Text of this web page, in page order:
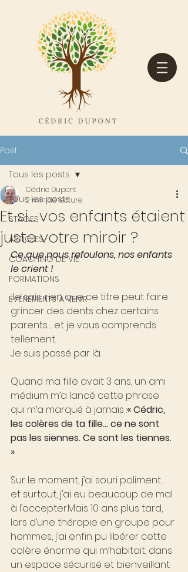
Post
Tous les posts
STAGES
ARTICLES
COACHING DE VIE
FORMATIONS
ÉVÉNEMENTS À VENIR
Tous les posts
Et si… vos enfants étaient
juste votre miroir ?
Cédric Dupont
2 min de lecture
Ce que nous refoulons, nos enfants
le crient !
Je sais, rien que ce titre peut faire
grincer des dents chez certains
parents… et je vous comprends
tellement.
Je suis passé par là.
Quand ma fille avait 3 ans, un ami
médium m’a lancé cette phrase
qui m’a marqué à jamais :« Cédric,
les colères de ta fille… ce ne sont
pas les siennes. Ce sont les tiennes.
»
Sur le moment, j’ai souri poliment…
et surtout, j’ai eu beaucoup de mal
à l’accepter.Mais 10 ans plus tard,
lors d’une thérapie en groupe pour
hommes, j’ai enfin pu libérer cette
colère énorme qui m’habitait, dans
un espace sécurisé et bienveillant.